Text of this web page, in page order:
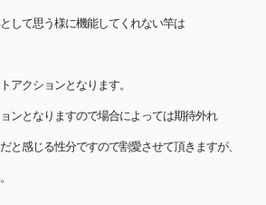
して思う様に機能してくれない竿は
アクションとなります。
ンとなりますので場合によっては期待外れ
感じる性分ですので割愛させて頂きますが、